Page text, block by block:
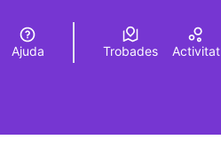
Elegir el idioma Choose language
Ajuda Trobades Activitat